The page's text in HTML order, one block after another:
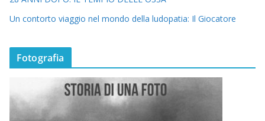
Un contorto viaggio nel mondo della ludopatia: Il Giocatore
Fotografia